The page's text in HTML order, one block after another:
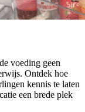
voeding geen
Ontdek hoe
kennis te laten
een brede plek